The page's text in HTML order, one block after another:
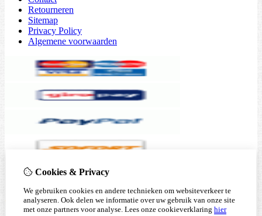
Retourneren
Sitemap
Privacy Policy
Algemene voorwaarden
Cookies & Privacy
We gebruiken cookies en andere technieken om websiteverkeer te
analyseren. Ook delen we informatie over uw gebruik van onze site
met onze partners voor analyse. Lees onze cookieverklaring hier